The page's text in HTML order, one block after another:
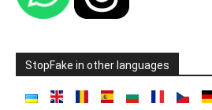
StopFake in other languages